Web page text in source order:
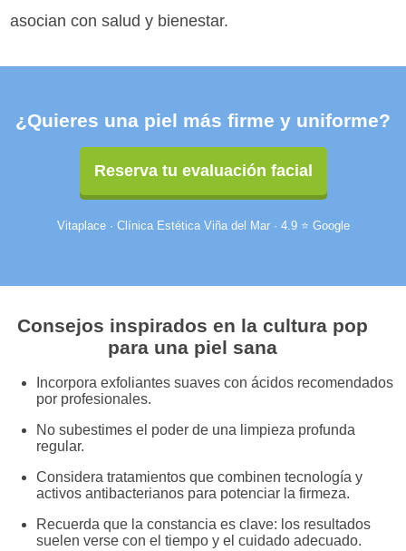
asocian con salud y bienestar.
¿Quieres una piel más firme y uniforme?
Reserva tu evaluación facial
Vitaplace · Clínica Estética Viña del Mar · 4.9 ⭐ Google
Consejos inspirados en la cultura pop
para una piel sana
Incorpora exfoliantes suaves con ácidos recomendados
por profesionales.
No subestimes el poder de una limpieza profunda
regular.
Considera tratamientos que combinen tecnología y
activos antibacterianos para potenciar la firmeza.
Recuerda que la constancia es clave: los resultados
suelen verse con el tiempo y el cuidado adecuado.